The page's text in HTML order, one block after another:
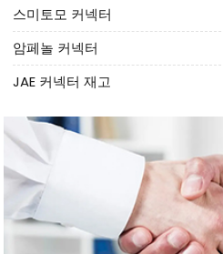
스미토모 커넥터
암페놀 커넥터
JAE 커넥터 재고